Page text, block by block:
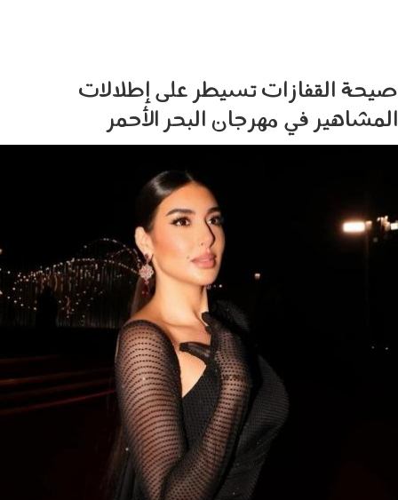
صيحة القفازات تسيطر على إطلالات
المشاهير في مهرجان البحر الأحمر